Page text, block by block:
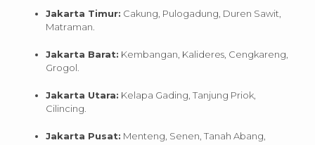
Jakarta Timur: Cakung, Pulogadung, Duren Sawit,
Matraman.
Jakarta Barat: Kembangan, Kalideres, Cengkareng,
Grogol.
Jakarta Utara: Kelapa Gading, Tanjung Priok,
Cilincing.
Jakarta Pusat: Menteng, Senen, Tanah Abang,